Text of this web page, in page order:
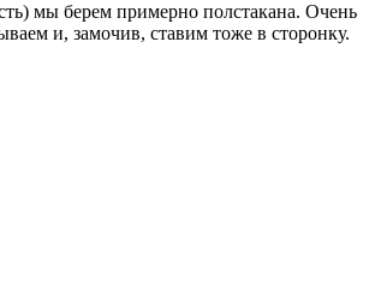
мы берем примерно полстакана. Очень
и, замочив, ставим тоже в сторонку.